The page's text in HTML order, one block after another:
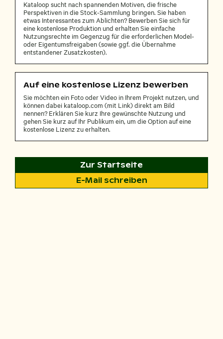
Kataloop sucht nach spannenden Motiven, die frische
Perspektiven in die Stock-Sammlung bringen. Sie haben
etwas Interessantes zum Ablichten? Bewerben Sie sich für
eine kostenlose Produktion und erhalten Sie einfache
Nutzungsrechte im Gegenzug für die erforderlichen Model-
oder Eigentumsfreigaben (sowie ggf. die Übernahme
entstandener Zusatzkosten).
Auf eine kostenlose Lizenz bewerben
Sie möchten ein Foto oder Video in Ihrem Projekt nutzen, und
können dabei kataloop.com (mit Link) direkt am Bild
nennen? Erklären Sie kurz Ihre gewünschte Nutzung und
gehen Sie kurz auf Ihr Publikum ein, um die Option auf eine
kostenlose Lizenz zu erhalten.
Zur Startseite
E-Mail schreiben